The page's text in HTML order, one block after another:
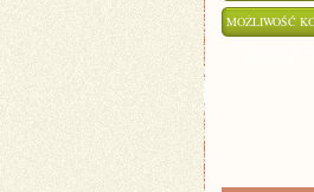
MOŻLIWOŚĆ